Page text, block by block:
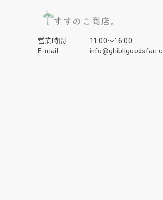
営業時間
11:00〜16:00
E-mail